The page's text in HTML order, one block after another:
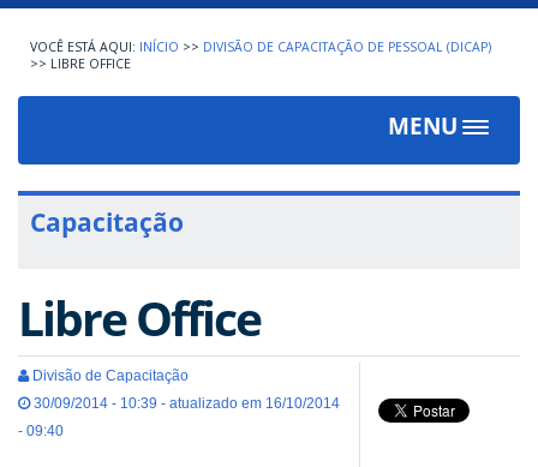
INÍCIO >> DIVISÃO DE CAPACITAÇÃO DE PESSOAL (DICAP)
>> LIBRE OFFICE
MENU
Toggle
Capacitação
Libre Office
Divisão de Capacitação
30/09/2014 - 10:39 - atualizado em 16/10/2014
- 09:40